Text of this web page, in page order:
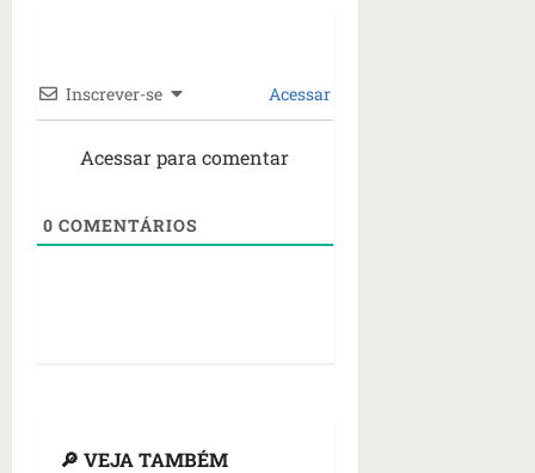
Inscrever-se Acessar
Acessar para comentar
0 COMENTÁRIOS
🔎 VEJA TAMBÉM